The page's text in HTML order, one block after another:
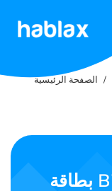
اتصل
الصفحة الرئيسية
بطاقة Bitcard Gift Card في